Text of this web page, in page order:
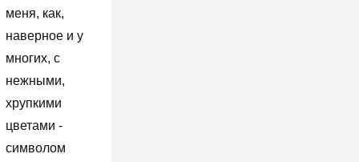
меня, как,
наверное и у
многих, с
нежными,
хрупкими
цветами -
символом